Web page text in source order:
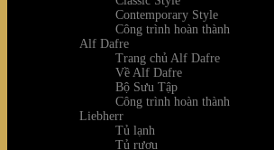
Contemporary Style
Công trình hoàn thành
Alf Dafre
Trang chủ Alf Dafre
Về Alf Dafre
Bộ Sưu Tập
Công trình hoàn thành
Liebherr
Tủ lạnh
Tủ rượu